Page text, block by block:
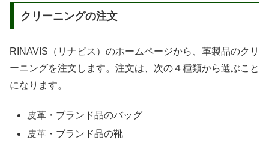
クリーニングの注文
RINAVIS（リナビス）のホームページから、革製品のクリ
ーニングを注文します。注文は、次の４種類から選ぶこと
になります。
皮革・ブランド品のバッグ
皮革・ブランド品の靴